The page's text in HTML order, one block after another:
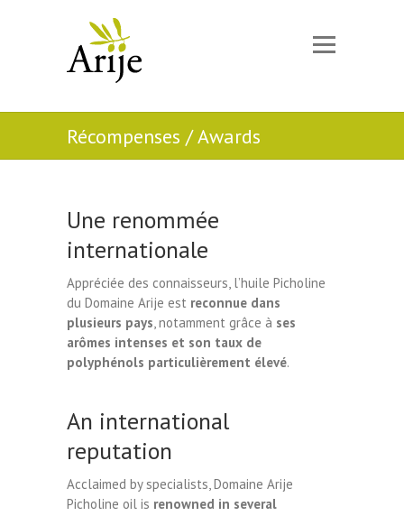
Récompenses / Awards
Une renommée
internationale
Appréciée des connaisseurs, l’huile Picholine
du Domaine Arije est reconnue dans
plusieurs pays, notamment grâce à ses
arômes intenses et son taux de
polyphénols particulièrement élevé.
An international
reputation
Acclaimed by specialists, Domaine Arije
Picholine oil is renowned in several